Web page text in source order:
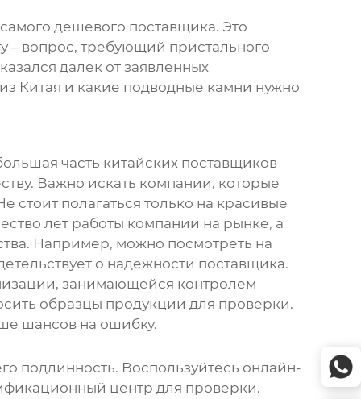
дешевого поставщика. Это
– вопрос, требующий пристального
далек от заявленных
Китая и какие подводные камни нужно
часть китайских поставщиков
Важно искать компании, которые
стоит полагаться только на красивые
лет работы компании на рынке, а
Например, можно посмотреть на
о надежности поставщика.
занимающейся контролем
образцы продукции для проверки.
шансов на ошибку.
подлинность. Воспользуйтесь онлайн-
центр для проверки.